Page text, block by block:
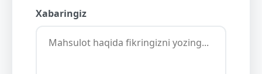
Xabaringiz